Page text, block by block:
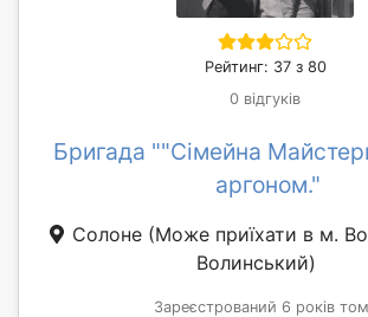
Рейтинг: 37 з 80
0 відгуків
Бригада ""Сімейна
аргоном."
Солоне (Може приїхати в м.
Волинський)
Зареєстрований 6 років